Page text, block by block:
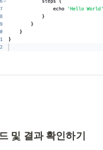
및 결과 확인하기